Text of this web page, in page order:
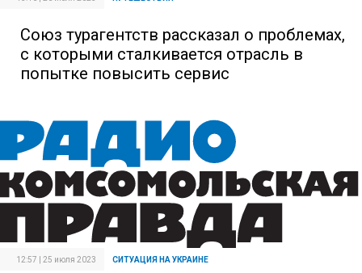
Союз турагентств рассказал о проблемах,
с которыми сталкивается отрасль в
попытке повысить сервис
12:57 | 25 июля 2023 СИТУАЦИЯ НА УКРАИНЕ